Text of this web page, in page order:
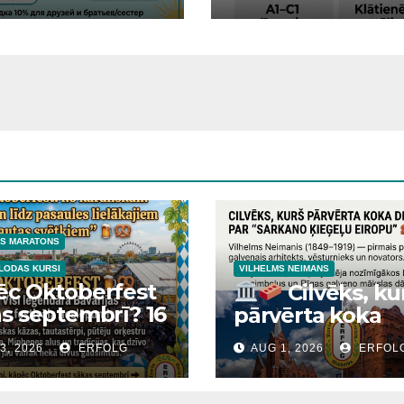
UN
MARATONS
KURSI
Oktoberfest
septembrī? 16
Bavārijas
noslēpumi
2026 ERFOLG
VILHELMS NEIMANS
Cilvēks,
pārvērta koka
Dinaburgu par
“sarkano
Eiropu”
AUG 1, 2026